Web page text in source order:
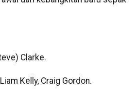
Clarke.
Kelly, Craig Gordon.